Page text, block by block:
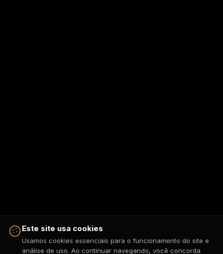
Este site usa cookies
Usamos cookies essenciais para o funcionamento do site e
análise de uso. Ao continuar navegando, você concorda